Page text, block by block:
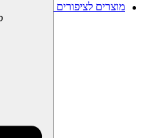
מוצרים לציפורים